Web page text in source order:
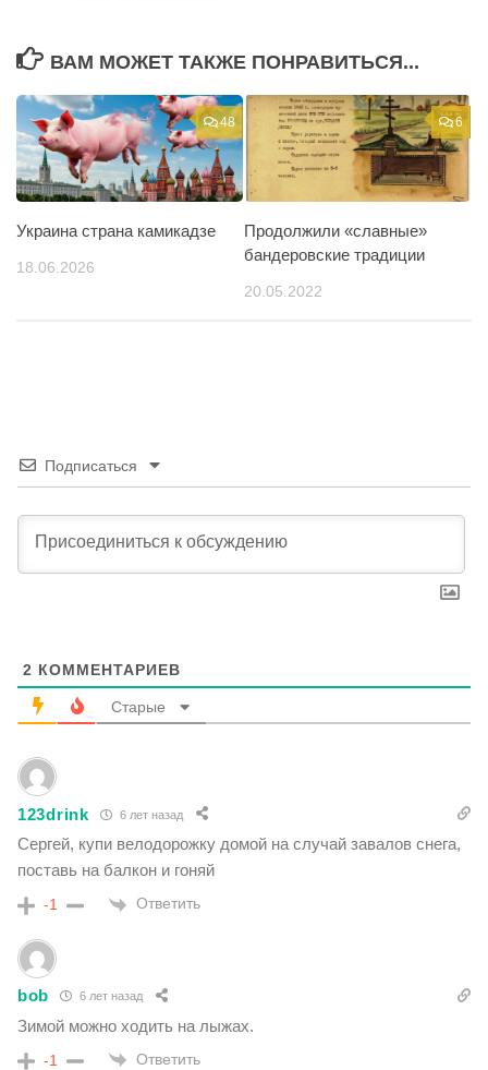
ВАМ МОЖЕТ ТАКЖЕ ПОНРАВИТЬСЯ...
48
Украина страна камикадзе
18.06.2026
6
Продолжили «славные»
бандеровские традиции
20.05.2022
Подписаться
2 КОММЕНТАРИЕВ
Старые
123drink 6 лет назад
Сергей, купи велодорожку домой на случай завалов снега,
поставь на балкон и гоняй
-1 Ответить
bob 6 лет назад
Зимой можно ходить на лыжах.
-1 Ответить